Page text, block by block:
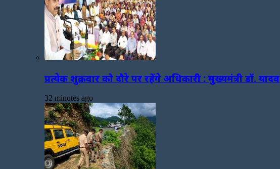
प्रत्येक शुक्रवार को दौरे पर रहेंगे अधिकारी : मुख्यमंत्री डॉ. यादव
32 minutes ago